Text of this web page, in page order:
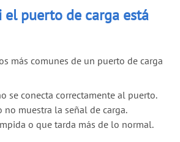
el puerto de carga está
más comunes de un puerto de carga
se conecta correctamente al puerto.
no muestra la señal de carga.
o que tarda más de lo normal.